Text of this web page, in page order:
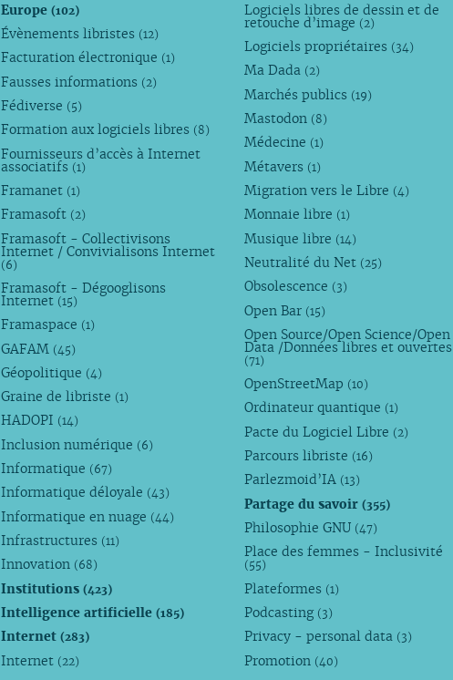
Europe(102)
Évènements libristes (12)
Facturation électronique (1)
Fausses informations (2)
Fédiverse (5)
Formation aux logiciels libres (8)
Fournisseurs d’accès à Internet
associatifs (1)
Framanet (1)
Framasoft (2)
Framasoft - Collectivisons
Internet / Convivialisons Internet
(6)
Framasoft - Dégooglisons
Internet (15)
Framaspace (1)
GAFAM (45)
Géopolitique (4)
Graine de libriste (1)
HADOPI (14)
Inclusion numérique (6)
Informatique (67)
Informatique déloyale (43)
Informatique en nuage (44)
Infrastructures (11)
Innovation (68)
Institutions(423)
Intelligence artificielle(185)
Internet(283)
Internet (22)
Logiciels libres de dessin et de
retouche d’image (2)
Logiciels propriétaires (34)
Ma Dada (2)
Marchés publics (19)
Mastodon (8)
Médecine (1)
Métavers (1)
Migration vers le Libre (4)
Monnaie libre (1)
Musique libre (14)
Neutralité du Net (25)
Obsolescence (3)
Open Bar (15)
Open Source/Open Science/Open
Data /Données libres et ouvertes
(71)
OpenStreetMap (10)
Ordinateur quantique (1)
Pacte du Logiciel Libre (2)
Parcours libriste (16)
Parlezmoid’IA (13)
Partage du savoir(355)
Philosophie GNU (47)
Place des femmes - Inclusivité
(55)
Plateformes (1)
Podcasting (3)
Privacy - personal data (3)
Promotion (40)